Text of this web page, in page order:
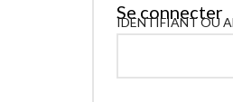
Se connecter
IDENTIFIANT OU